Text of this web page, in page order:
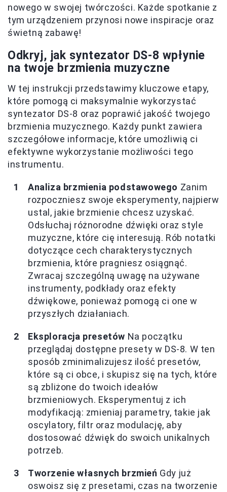
nowego w swojej twórczości. Każde spotkanie z
tym urządzeniem przynosi nowe inspiracje oraz
świetną zabawę!
Odkryj, jak syntezator DS-8 wpłynie
na twoje brzmienia muzyczne
W tej instrukcji przedstawimy kluczowe etapy,
które pomogą ci maksymalnie wykorzystać
syntezator DS-8 oraz poprawić jakość twojego
brzmienia muzycznego. Każdy punkt zawiera
szczegółowe informacje, które umożliwią ci
efektywne wykorzystanie możliwości tego
instrumentu.
Analiza brzmienia podstawowego Zanim
rozpoczniesz swoje eksperymenty, najpierw
ustal, jakie brzmienie chcesz uzyskać.
Odsłuchaj różnorodne dźwięki oraz style
muzyczne, które cię interesują. Rób notatki
dotyczące cech charakterystycznych
brzmienia, które pragniesz osiągnąć.
Zwracaj szczególną uwagę na używane
instrumenty, podkłady oraz efekty
dźwiękowe, ponieważ pomogą ci one w
przyszłych działaniach.
Eksploracja presetów Na początku
przeglądaj dostępne presety w DS-8. W ten
sposób zminimalizujesz ilość presetów,
które są ci obce, i skupisz się na tych, które
są zbliżone do twoich ideałów
brzmieniowych. Eksperymentuj z ich
modyfikacją: zmieniaj parametry, takie jak
oscylatory, filtr oraz modulację, aby
dostosować dźwięk do swoich unikalnych
potrzeb.
Tworzenie własnych brzmień Gdy już
oswoisz się z presetami, czas na tworzenie